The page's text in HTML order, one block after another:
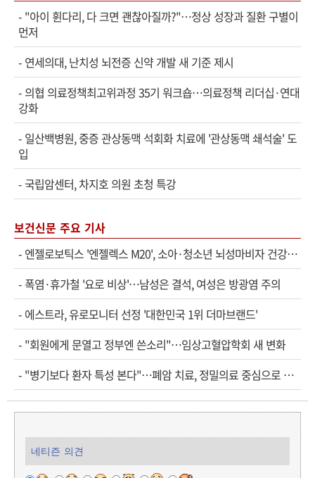
- "아이 휜다리, 다 크면 괜찮아질까?"…정상 성장과 질환 구별이
먼저
- 연세의대, 난치성 뇌전증 신약 개발 새 기준 제시
- 의협 의료정책최고위과정 35기 워크숍…의료정책 리더십·연대
강화
- 일산백병원, 중증 관상동맥 석회화 치료에 '관상동맥 쇄석술' 도
입
-국립암센터, 차지호 의원 초청 특강
보건신문 주요 기사
- 엔젤로보틱스 '엔젤렉스 M20', 소아·청소년 뇌성마비자 건강보험 확대 적용
- 폭염·휴가철 '요로 비상'…남성은 결석, 여성은 방광염 주의
- 에스트라, 유로모니터 선정 '대한민국 1위 더마브랜드'
- "회원에게 문열고 정부엔 쓴소리"…임상고혈압학회 새 변화
- "병기보다 환자 특성 본다"…폐암 치료, 정밀의료 중심으로 진화
네티즌 의견